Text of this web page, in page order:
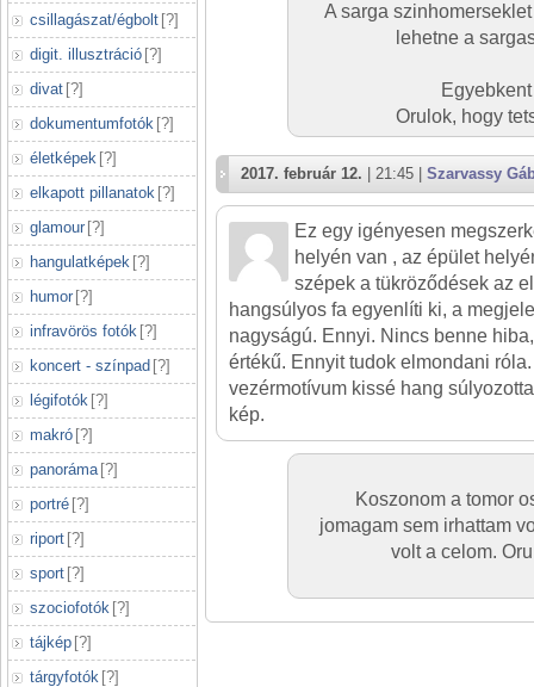
csillagászat/égbolt [?]
digit. illusztráció [?]
divat [?]
dokumentumfotók [?]
életképek [?]
elkapott pillanatok [?]
glamour [?]
hangulatképek [?]
humor [?]
infravörös fotók [?]
koncert - színpad [?]
légifotók [?]
makró [?]
panoráma [?]
portré [?]
riport [?]
sport [?]
szociofotók [?]
tájkép [?]
tárgyfotók [?]
A sarga
lehetne a
Orulok, hogy
2017. február 12. | 21:45 | Szarvassy
Ez egy igényesen
helyén van , az épület
szépek a tükröződések az
hangsúlyos fa egyenlíti ki, a
nagyságú. Ennyi. Nincs benne
értékű. Ennyit tudok elmondani
vezérmotívum kissé hang
kép.
Koszonom a tomor
jomagam sem irhattam
volt a celom.